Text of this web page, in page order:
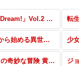
「BanG Dream!」Vol.2 ［RAISE A SUILEN]トライアルデッキ＋
Re:ゼロから始める異世界生活 Memory Snow RR・R・U・C・CR・CC
ジョジョの奇妙な冒険 黄金の風 SEC・SSP・SP・JJR・PR